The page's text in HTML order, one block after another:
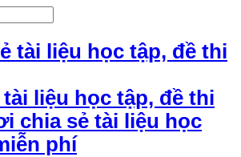
liệu học tập, đề thi
chia sẻ tài liệu học
phí